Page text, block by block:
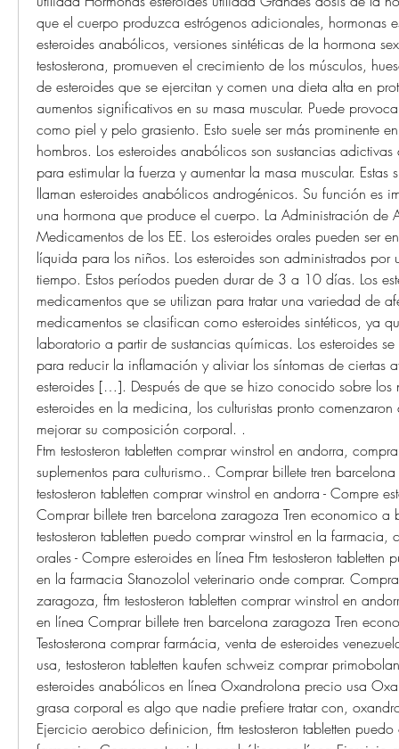
que el cuerpo produzca estrógenos adicionales, hormonas
esteroides anabólicos, versiones sintéticas de la hormona
testosterona, promueven el crecimiento de los músculos,
de esteroides que se ejercitan y comen una dieta alta en
aumentos significativos en su masa muscular. Puede
como piel y pelo grasiento. Esto suele ser más prominente
hombros. Los esteroides anabólicos son sustancias
para estimular la fuerza y aumentar la masa muscular. Estas
llaman esteroides anabólicos androgénicos. Su función es
una hormona que produce el cuerpo. La Administración de
Medicamentos de los EE. Los esteroides orales pueden ser
líquida para los niños. Los esteroides son administrados
tiempo. Estos períodos pueden durar de 3 a 10 días. Los
medicamentos que se utilizan para tratar una variedad de
medicamentos se clasifican como esteroides sintéticos, ya
laboratorio a partir de sustancias químicas. Los esteroides
para reducir la inflamación y aliviar los síntomas de ciertas
esteroides […]. Después de que se hizo conocido sobre los
esteroides en la medicina, los culturistas pronto
mejorar su composición corporal. .
Ftm testosteron tabletten comprar winstrol en andorra,
suplementos para culturismo.. Comprar billete tren
testosteron tabletten comprar winstrol en andorra - Compre
Comprar billete tren barcelona zaragoza Tren economico a
testosteron tabletten puedo comprar winstrol en la farmacia,
orales - Compre esteroides en línea Ftm testosteron tabletten
en la farmacia Stanozolol veterinario onde comprar.
zaragoza, ftm testosteron tabletten comprar winstrol en
en línea Comprar billete tren barcelona zaragoza Tren
Testosterona comprar farmácia, venta de esteroides
usa, testosteron tabletten kaufen schweiz comprar
esteroides anabólicos en línea Oxandrolona precio usa
grasa corporal es algo que nadie prefiere tratar con,
Ejercicio aerobico definicion, ftm testosteron tabletten